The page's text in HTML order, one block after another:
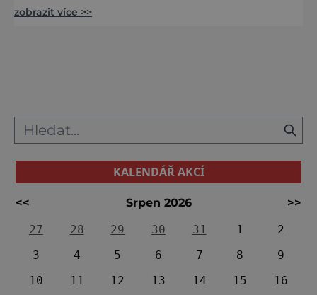
označováno za nejrozsáhlejší
zobrazit více >>
KALENDÁŘ AKCÍ
<< Srpen 2026
>>
27
28 29 30 31 1
2
3
4 5 6 7 8
9
10
11 12 13 14 15 16